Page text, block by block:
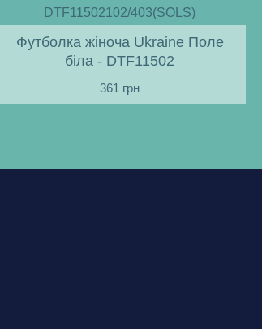
DTF11502102/403(SOLS)
Футболка жіноча Ukraine Поле
біла - DTF11502
361 грн